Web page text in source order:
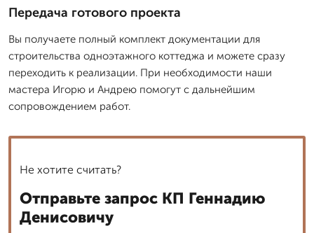
Передача готового проекта
Вы получаете полный комплект документации для
строительства одноэтажного коттеджа и можете сразу
переходить к реализации. При необходимости наши
мастера Игорю и Андрею помогут с дальнейшим
сопровождением работ.
Не хотите считать?
Отправьте запрос КП Геннадию
Денисовичу